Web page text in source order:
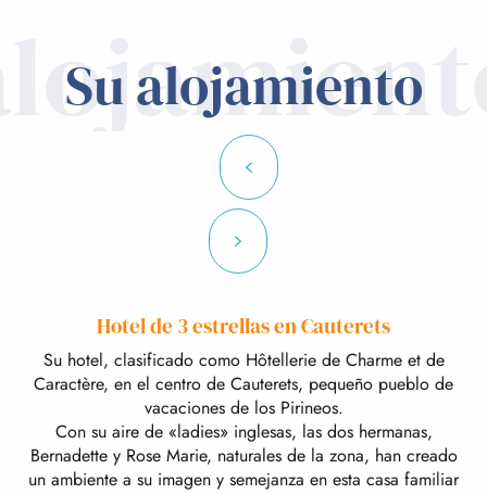
Su alojamiento
Hotel de 3 estrellas en Cauterets
Su hotel, clasificado como Hôtellerie de Charme et de
Caractère, en el centro de Cauterets, pequeño pueblo de
vacaciones de los Pirineos.
Con su aire de «ladies» inglesas, las dos hermanas,
Bernadette y Rose Marie, naturales de la zona, han creado
un ambiente a su imagen y semejanza en esta casa familiar